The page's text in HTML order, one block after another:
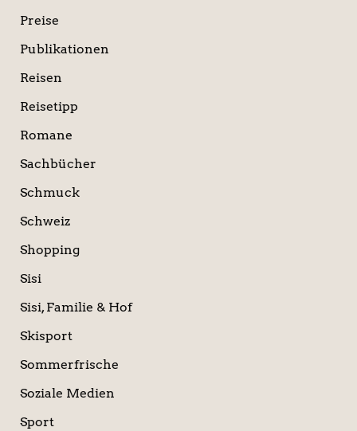
Preise
Publikationen
Reisen
Reisetipp
Romane
Sachbücher
Schmuck
Schweiz
Shopping
Sisi
Sisi, Familie & Hof
Skisport
Sommerfrische
Soziale Medien
Sport